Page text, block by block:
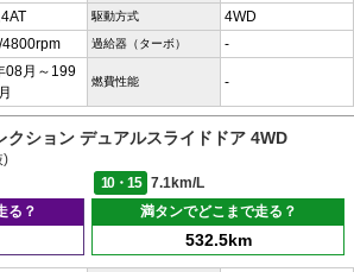
駆動方式 4WD
4800rpm 過給器（ターボ） -
08月～199
燃費性能 -
クション デュアルスライドドア 4WD
)
10・15
7.1km/L
る？
満タンでどこまで走る？
532.5km